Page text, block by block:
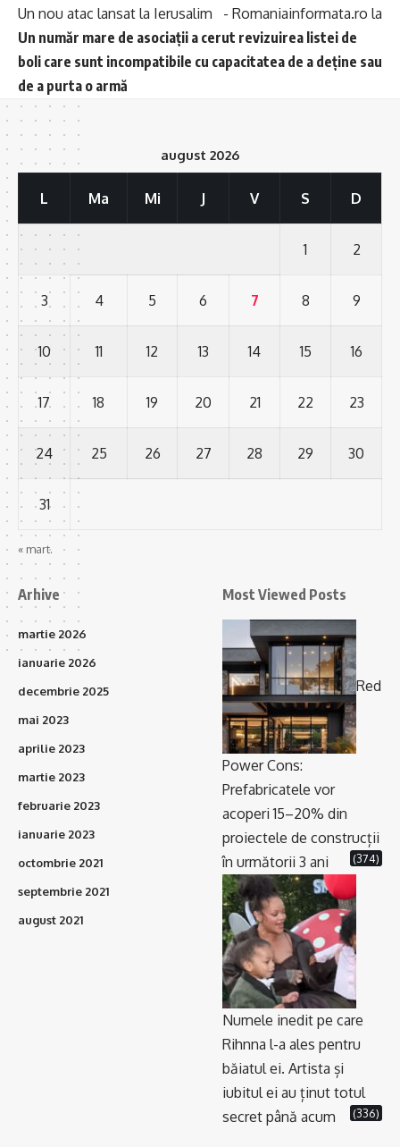
Un nou atac lansat la Ierusalim - Romaniainformata.ro la
Un număr mare de asociații a cerut revizuirea listei de
boli care sunt incompatibile cu capacitatea de a deține sau
de a purta o armă
august 2026
L Ma Mi J V S D
1 2
3 4 5 6 7 8 9
10 11 12 13 14 15 16
17 18 19 20 21 22 23
24 25 26 27 28 29 30
31
« mart.
Arhive
martie 2026
ianuarie 2026
decembrie 2025
mai 2023
aprilie 2023
martie 2023
februarie 2023
ianuarie 2023
octombrie 2021
septembrie 2021
august 2021
Most Viewed Posts
Red
Power Cons:
Prefabricatele vor
acoperi 15–20% din
proiectele de construcții
în următorii 3 ani
(374)
Numele inedit pe care
Rihnna l-a ales pentru
băiatul ei. Artista și
iubitul ei au ținut totul
secret până acum
(336)